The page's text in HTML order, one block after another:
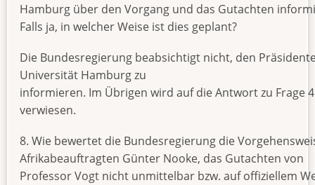
Hamburg über den Vorgang und das Gutachten
Falls ja, in welcher Weise ist dies geplant?
Die Bundesregierung beabsichtigt nicht, den
Universität Hamburg zu
informieren. Im Übrigen wird auf die Antwort zu Frage 4
verwiesen.
8. Wie bewertet die Bundesregierung die
Afrikabeauftragten Günter Nooke, das Gutachten von
Professor Vogt nicht unmittelbar bzw. auf offiziellem